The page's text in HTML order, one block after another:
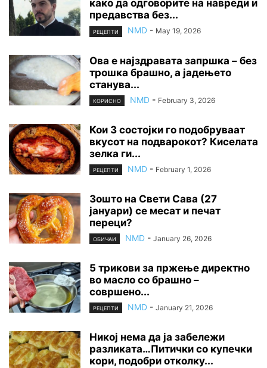
како да одговорите на навреди и
предавства без...
РЕЦЕПТИ NMD - May 19, 2026
Ова е најздравата запршка – без
трошка брашно, а јадењето
станува...
КОРИСНО NMD - February 3, 2026
Кои 3 состојки го подобруваат
вкусот на подварокот? Киселата
зелка ги...
РЕЦЕПТИ NMD - February 1, 2026
Зошто на Свети Сава (27
јануари) се месат и печат
переци?
ОБИЧАИ NMD - January 26, 2026
5 трикови за пржење директно
во масло со брашно –
совршено...
РЕЦЕПТИ NMD - January 21, 2026
Никој нема да ја забележи
разликата…Питички со купечки
кори, подобри отколку...